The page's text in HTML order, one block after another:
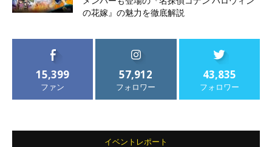
の花嫁』の魅力を徹底解説
15,399
ファン
57,912
フォロワー
43,835
フォロワー
イベントレポート